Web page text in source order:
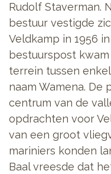
Rudolf Staverman.
bestuur vestigde
Veldkamp in 1956
bestuurspost
terrein tussen
naam Wamena.
centrum van de
opdrachten voor
van een groot
mariniers konden
Baal vreesde dat